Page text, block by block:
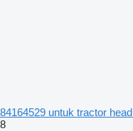
84164529 untuk tractor
8